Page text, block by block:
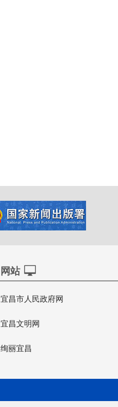
网站
宜昌市人民政府网
宜昌文明网
绚丽宜昌